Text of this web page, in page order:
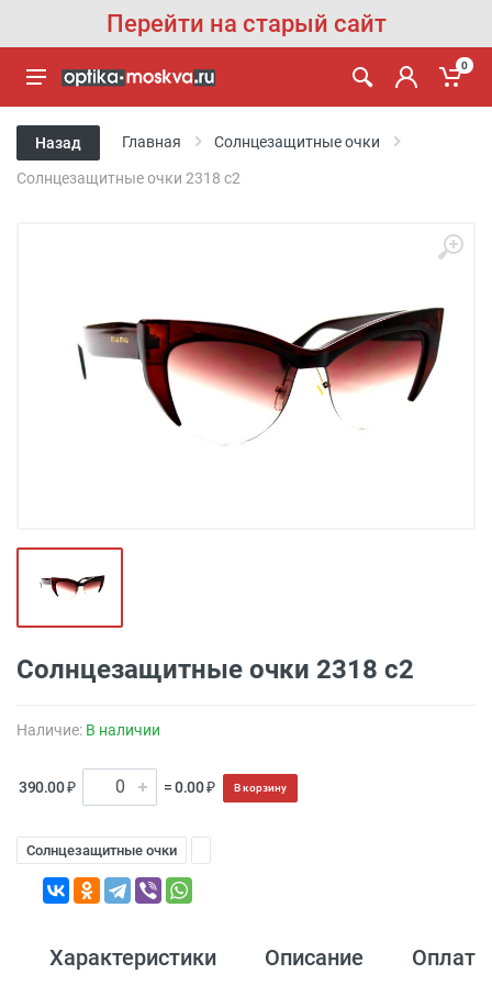
Перейти на старый сайт
0
Назад Главная Солнцезащитные очки
Солнцезащитные очки 2318 с2
Солнцезащитные очки 2318 с2
Наличие: В наличии
390.00 ₽ = 0.00 ₽ В корзину
Солнцезащитные очки
Характеристики Описание Оплата